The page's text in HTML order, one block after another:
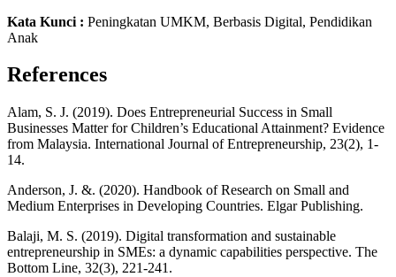
Kata Kunci : Peningkatan UMKM, Berbasis Digital, Pendidikan
Anak
References
Alam, S. J. (2019). Does Entrepreneurial Success in Small
Businesses Matter for Children’s Educational Attainment? Evidence
from Malaysia. International Journal of Entrepreneurship, 23(2), 1-
14.
Anderson, J. &. (2020). Handbook of Research on Small and
Medium Enterprises in Developing Countries. Elgar Publishing.
Balaji, M. S. (2019). Digital transformation and sustainable
entrepreneurship in SMEs: a dynamic capabilities perspective. The
Bottom Line, 32(3), 221-241.